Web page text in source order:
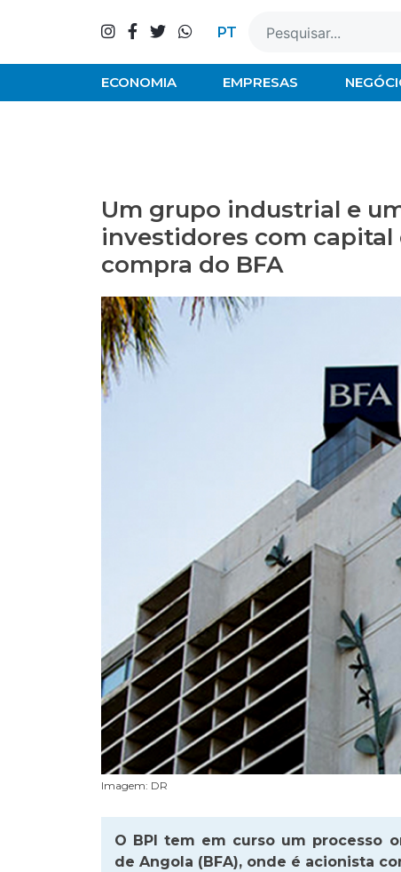
PT
ECONOMIA EMPRESAS
Um grupo industrial e
investidores com capital
compra do BFA
Imagem: DR
O BPI tem em curso um processo
de Angola (BFA), onde é acionista